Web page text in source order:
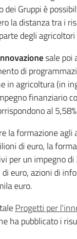
Gruppi è
la distanza tra i
degli
sale poi
di
in agricoltura (in
finanziario
al
la formazione
di euro, la
per un impegno
euro, azioni di
euro.
Progetti per
ha pubblicato i